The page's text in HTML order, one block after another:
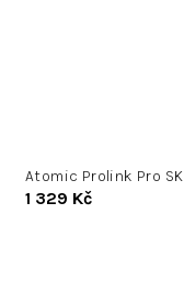
Atomic Prolink Pro SK
1 329 Kč